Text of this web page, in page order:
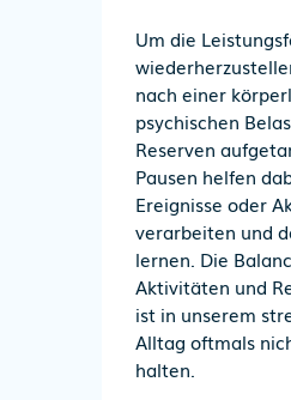
Um die
nach einer
psychischen
Reserven
Pausen helfen
Ereignisse oder
verarbeiten und
lernen. Die
Aktivitäten und
ist in unserem
Alltag oftmals
halten.